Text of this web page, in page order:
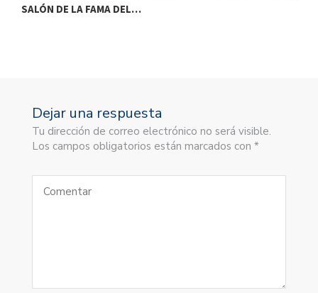
SALÓN DE LA FAMA DEL…
Dejar una respuesta
Tu dirección de correo electrónico no será visible.
Los campos obligatorios están marcados con *